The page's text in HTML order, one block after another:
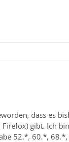
dass es
gibt. Ich
52.*, 60.*,